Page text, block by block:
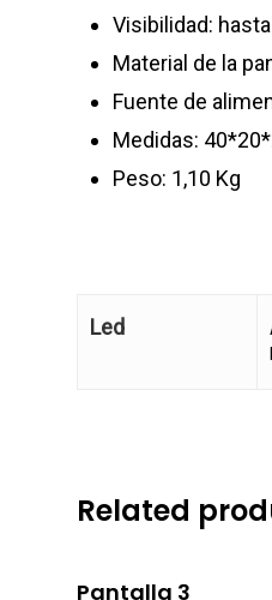
Visibilidad:
Material de la
Fuente de
Medidas:
Peso: 1,10 Kg
Led
Related
Pantalla 3